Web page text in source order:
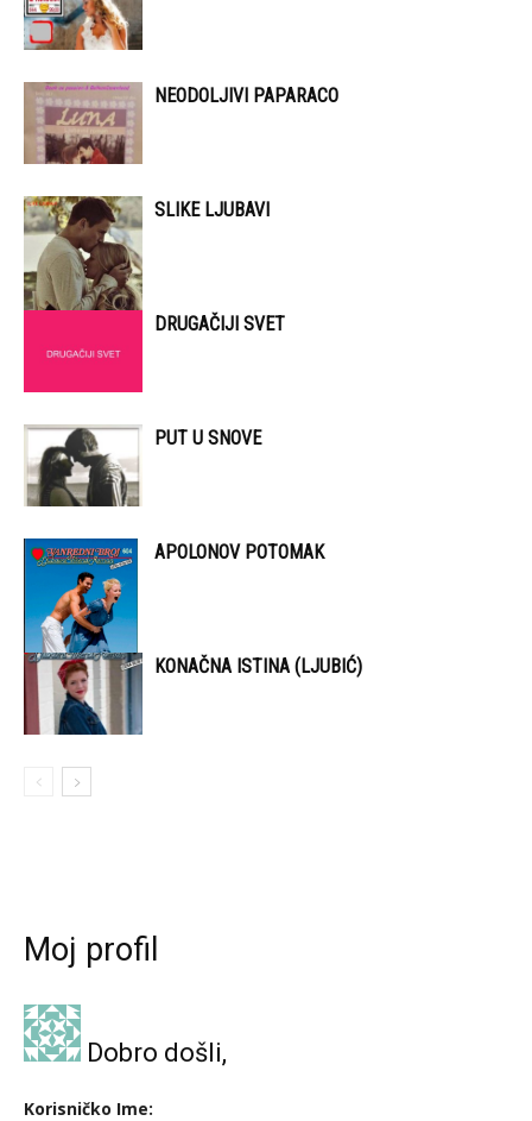
NEODOLJIVI PAPARACO
SLIKE LJUBAVI
DRUGAČIJI SVET
PUT U SNOVE
APOLONOV POTOMAK
KONAČNA ISTINA (LJUBIĆ)
Moj profil
Dobro došli,
Korisničko Ime: